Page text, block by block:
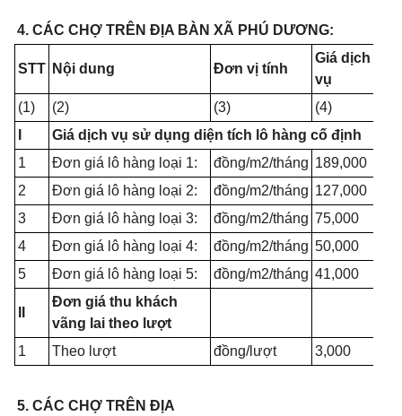
4. CÁC CHỢ TRÊN ĐỊA BÀN XÃ PHÚ DƯƠNG:
STT Nội dung Đơn vị tính
Giá dịch
vụ
(1)
(2) (3)
(4)
Giá dịch vụ sử dụng diện tích lô hàng cố định
1
Đơn giá lô hàng loại 1: đồng/m2/tháng 189,000
2
Đơn giá lô hàng loại 2: đồng/m2/tháng 127,000
3
Đơn giá lô hàng loại 3: đồng/m2/tháng 75,000
4
Đơn giá lô hàng loại 4: đồng/m2/tháng 50,000
5
Đơn giá lô hàng loại 5: đồng/m2/tháng 41,000
Đơn giá thu khách
vãng lai theo lượt
1
Theo lượt đồng/lượt 3,000
5. CÁC CHỢ TRÊN ĐỊA